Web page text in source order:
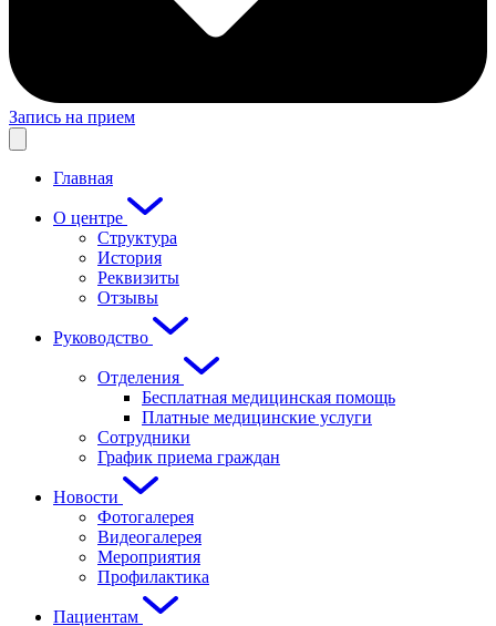
Запись на прием
Главная
О центре
Структура
История
Реквизиты
Отзывы
Руководство
Отделения
Бесплатная медицинская помощь
Платные медицинские услуги
Сотрудники
График приема граждан
Новости
Фотогалерея
Видеогалерея
Мероприятия
Профилактика
Пациентам